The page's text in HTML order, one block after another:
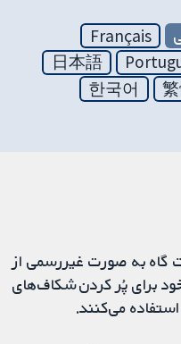
Français
日本語
한국어
گاه به ‌صورت غیررسمی از
برای پُر کردن شکاف‌های
می‌کنند.